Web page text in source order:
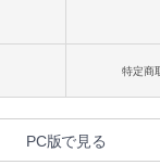
特定商
PC版で見る